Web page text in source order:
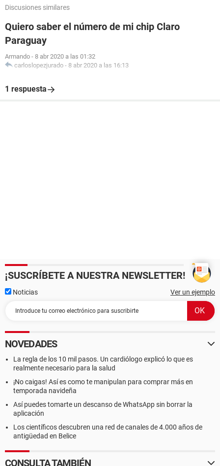
Discusiones similares
Quiero saber el número de mi chip Claro
Paraguay
Armando - 8 abr 2020 a las 01:32
carloslopezjurado - 8 abr 2020 a las 16:13
1 respuesta
¡SUSCRÍBETE A NUESTRA NEWSLETTER!
Noticias Ver un ejemplo
NOVEDADES
La regla de los 10 mil pasos. Un cardiólogo explicó lo que es
realmente necesario para la salud
¡No caigas! Así es como te manipulan para comprar más en
temporada navideña
Así puedes tomarte un descanso de WhatsApp sin borrar la
aplicación
Los científicos descubren una red de canales de 4.000 años de
antigüedad en Belice
CONSULTA TAMBIÉN